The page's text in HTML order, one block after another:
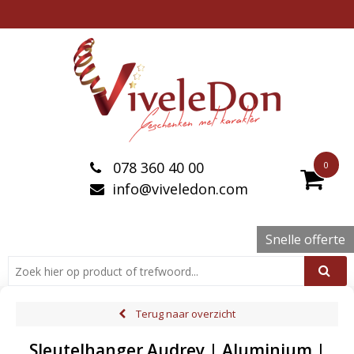
0
078 360 40 00
info@viveledon.com
Snelle offerte
Terug naar overzicht